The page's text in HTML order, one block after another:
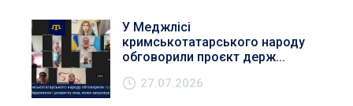
У Меджлісі
кримськотатарського народу
обговорили проєкт держ...
27.07.2026